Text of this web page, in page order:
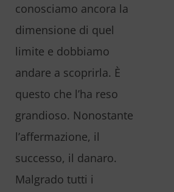
conosciamo ancora la
dimensione di quel
limite e dobbiamo
andare a scoprirla. È
questo che l’ha reso
grandioso. Nonostante
l’affermazione, il
successo, il danaro.
Malgrado tutti i